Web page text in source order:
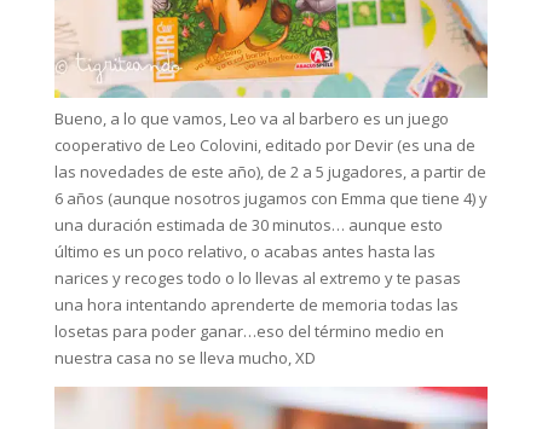
Bueno, a lo que vamos, Leo va al barbero es un juego
cooperativo de Leo Colovini, editado por Devir (es una de
las novedades de este año), de 2 a 5 jugadores, a partir de
6 años (aunque nosotros jugamos con Emma que tiene 4) y
una duración estimada de 30 minutos… aunque esto
último es un poco relativo, o acabas antes hasta las
narices y recoges todo o lo llevas al extremo y te pasas
una hora intentando aprenderte de memoria todas las
losetas para poder ganar…eso del término medio en
nuestra casa no se lleva mucho, XD